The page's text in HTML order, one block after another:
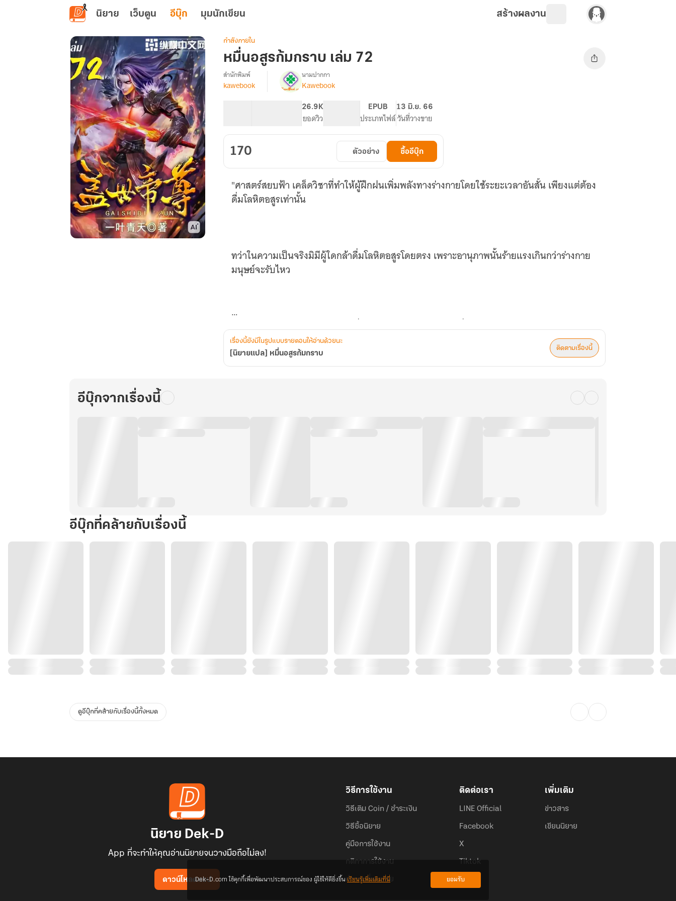
ข้ามไปยังเนื้อหาหลัก
นิยาย เว็บตูน อีบุ๊ก มุมนักเขียน สร้างผลงาน
กำลังภายใน
หมื่นอสูรก้มกราบ เล่ม 72
เรื่อง[นิยาย
กราบ
สำนักพิมพ์
kawebook
นามปากกา
Kawebook
26.9K
ยอดวิว
EPUB
ประเภทไฟล์
13 มิ.ย. 66
วันที่วางขาย
170 ตัวอย่าง ซื้ออีบุ๊ก
"ศาสตร์สยบฟ้า เคล็ดวิชาที่ทำให้ผู้ฝึกฝนเพิ่มพลังทางร่างกายโดยใช้ระยะเวลาอันสั้น เพียงแต่ต้อง
ดื่มโลหิตอสูรเท่านั้น
ทว่าในความเป็นจริงมิมีผู้ใดกล้าดื่มโลหิตอสูรโดยตรง เพราะอานุภาพนั้นร้ายแรงเกินกว่าร่างกาย
มนุษย์จะรับไหว
แต่ด้วยเหตุไม่คาดคิดเต้าหลิงได้ดื่มโลหิตอสูรลงไป ทำให้เขาซึ่งใครต่างก็รู้จักในฐานะเทพแห่งการ
นอน
และต่างดูถูกพลังอันต้อยต่ำของเขากลายมาเป็นบุคคลที่ทุกคนต้องตกตะลึง"
เรื่องนี้ยังมีในรูปแบบรายตอนให้อ่านด้วยนะ
[นิยายแปล] หมื่นอสูรก้มกราบ
ติดตามเรื่องนี้
อีบุ๊กจากเรื่องนี้
อีบุ๊กที่คล้ายกับเรื่องนี้
ดูอีบุ๊กที่คล้ายกับเรื่องนี้ทั้งหมด
นิยาย Dek-D
App ที่จะทำให้คุณอ่านนิยายจนวางมือถือไม่ลง!
ดาวน์โหลดแอป
วิธีการใช้งาน
วิธีเติม Coin / ชำระเงิน
วิธีซื้อนิยาย
คู่มือการใช้งาน
กติกาการใช้งาน
คำถามที่พบบ่อย
ติดต่อเรา
LINE Official
Facebook
X
Tiktok
เพิ่มเติม
ข่าวสาร
เขียนนิยาย
Dek-D.com ใช้คุกกี้เพื่อพัฒนาประสบการณ์ของ ผู้ใช้ให้ดียิ่งขึ้นเรียนรู้เพิ่มเติมที่นี่ ยอมรับ